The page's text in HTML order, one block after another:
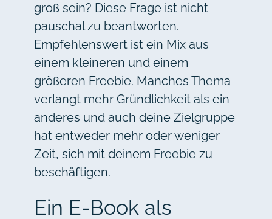
groß sein? Diese Frage ist nicht
pauschal zu beantworten.
Empfehlenswert ist ein Mix aus
einem kleineren und einem
größeren Freebie. Manches Thema
verlangt mehr Gründlichkeit als ein
anderes und auch deine Zielgruppe
hat entweder mehr oder weniger
Zeit, sich mit deinem Freebie zu
beschäftigen.
Ein E-Book als